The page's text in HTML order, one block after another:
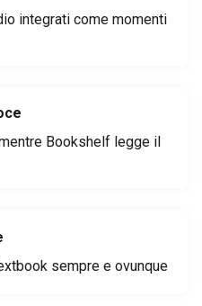
integrati come momenti
Bookshelf legge il
sempre e ovunque